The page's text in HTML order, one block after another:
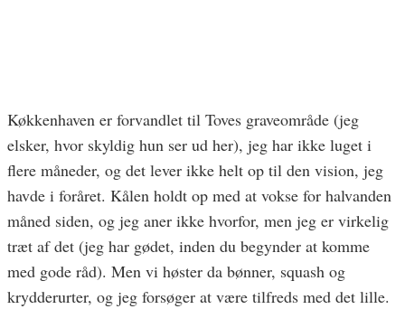
Køkkenhaven er forvandlet til Toves graveområde (jeg
elsker, hvor skyldig hun ser ud her), jeg har ikke luget i
flere måneder, og det lever ikke helt op til den vision, jeg
havde i foråret. Kålen holdt op med at vokse for halvanden
måned siden, og jeg aner ikke hvorfor, men jeg er virkelig
træt af det (jeg har gødet, inden du begynder at komme
med gode råd). Men vi høster da bønner, squash og
krydderurter, og jeg forsøger at være tilfreds med det lille.